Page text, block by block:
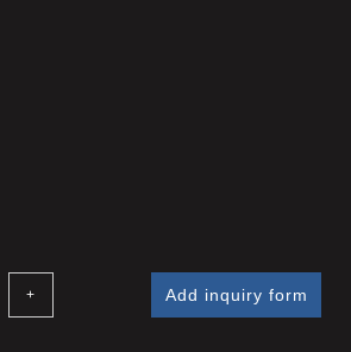
+ Add inquiry form